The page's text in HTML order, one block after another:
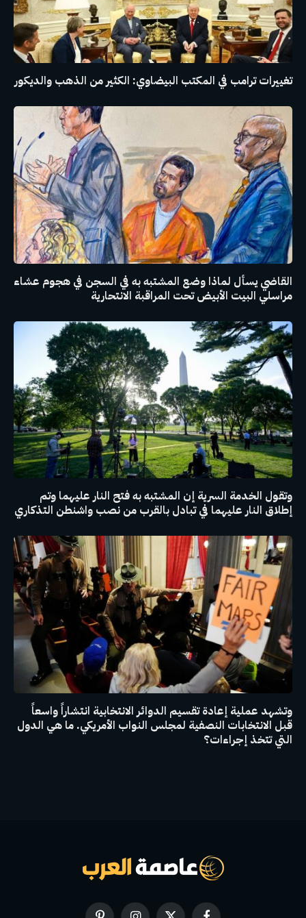
تغييرات ترامب في المكتب البيضاوي: الكثير من الذهب والديكور
القاضي يسأل لماذا وضع المشتبه به في السجن في هجوم عشاء
مراسلي البيت الأبيض تحت المراقبة الانتحارية
وتقول الخدمة السرية إن المشتبه به فتح النار عليهما وتم
إطلاق النار عليهما في تبادل بالقرب من نصب واشنطن التذكاري
وتشهد عملية إعادة تقسيم الدوائر الانتخابية انتشاراً واسعاً
قبل الانتخابات النصفية لمجلس النواب الأمريكي. ما هي الدول
التي تتخذ إجراءات؟